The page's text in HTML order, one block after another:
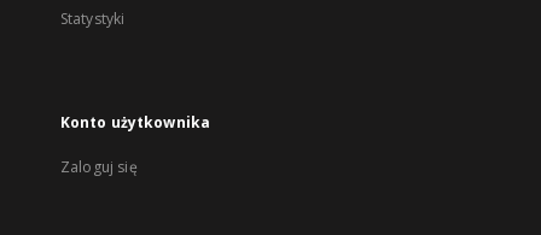
Statystyki
Konto użytkownika
Zaloguj się